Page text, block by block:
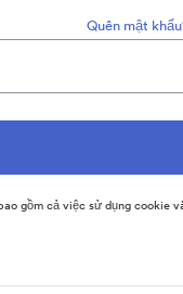
Quên mật
gồm cả việc sử dụng cookie